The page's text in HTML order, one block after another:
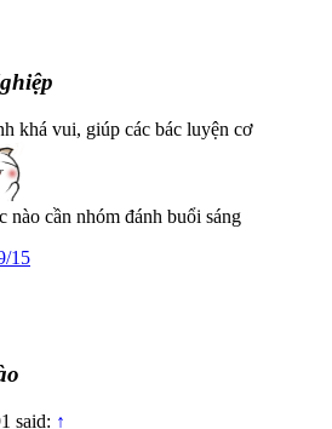
khá vui, giúp các bác luyện cơ
nào cần nhóm đánh buổi sáng
15
said: ↑